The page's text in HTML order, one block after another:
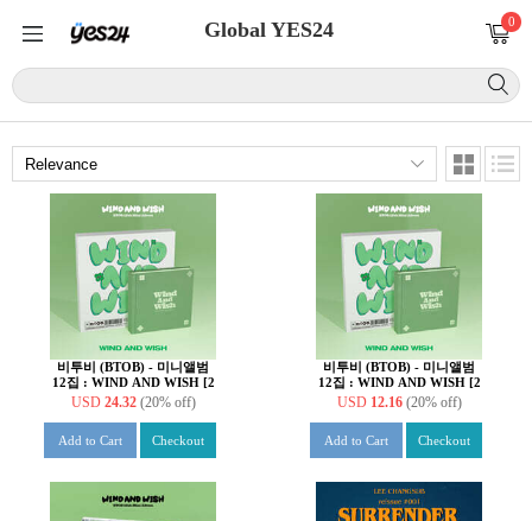
Global YES24 0
비투비 (BTOB) - 미니앨범
12집 : WIND AND WISH [2
종 SET]
USD 24.32 (20% off)
Add to Cart Checkout
비투비 (BTOB) - 미니앨범
12집 : WIND AND WISH [2
종 중 1종 랜덤 발송]
USD 12.16 (20% off)
Add to Cart Checkout